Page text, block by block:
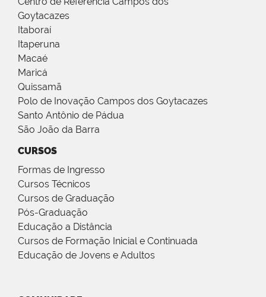
Goytacazes
Itaboraí
Itaperuna
Macaé
Maricá
Quissamã
Polo de Inovação Campos dos Goytacazes
Santo Antônio de Pádua
São João da Barra
CURSOS
Formas de Ingresso
Cursos Técnicos
Cursos de Graduação
Pós-Graduação
Educação a Distância
Cursos de Formação Inicial e Continuada
Educação de Jovens e Adultos